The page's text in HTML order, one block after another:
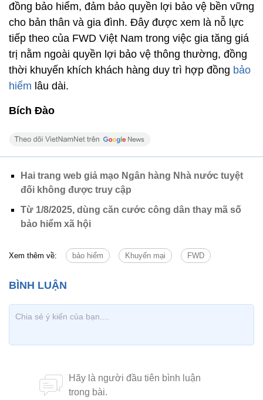
đồng bảo hiểm, đảm bảo quyền lợi bảo vệ bền vững
cho bản thân và gia đình. Đây được xem là nỗ lực
tiếp theo của FWD Việt Nam trong việc gia tăng giá
trị nằm ngoài quyền lợi bảo vệ thông thường, đồng
thời khuyến khích khách hàng duy trì hợp đồng bảo
hiểm lâu dài.
Bích Đào
Hai trang web giả mạo Ngân hàng Nhà nước tuyệt
đối không được truy cập
Từ 1/8/2025, dùng căn cước công dân thay mã số
bảo hiểm xã hội
Xem thêm về: bảo hiểm Khuyến mại FWD